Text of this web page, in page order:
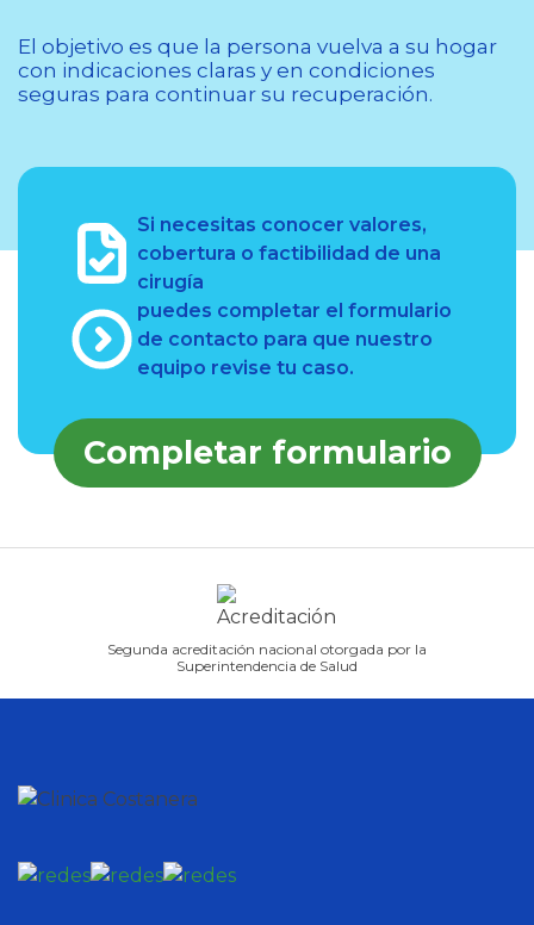
El objetivo es que la persona vuelva a su hogar
con indicaciones claras y en condiciones
seguras para continuar su recuperación.
Si necesitas conocer valores,
cobertura o factibilidad de una
cirugía
puedes completar el formulario
de contacto para que nuestro
equipo revise tu caso.
Completar formulario
Segunda acreditación nacional otorgada por la
Superintendencia de Salud